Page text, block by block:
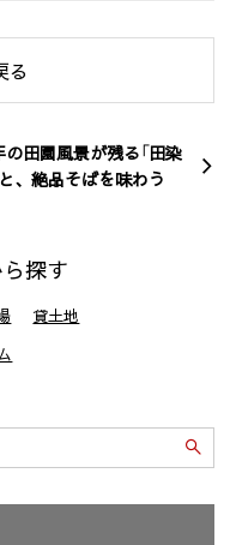
る
の田園風景が残る「田染
と、絶品そばを味わう
探す
貸土地